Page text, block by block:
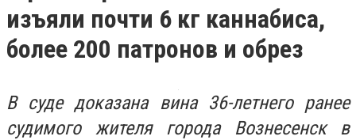
изъяли почти 6 кг каннабиса,
более 200 патронов и обрез
В суде доказана вина 36-летнего ранее
судимого жителя города Вознесенск в